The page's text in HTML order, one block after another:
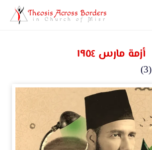
Theosis Across Borders
in Church of Misr
أزمة مارس ١٩٥٤
(
3
)